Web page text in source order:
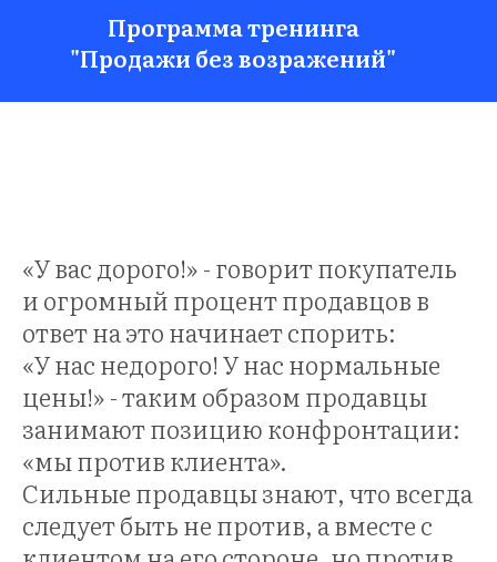
Программа тренинга
"Продажи без возражений"
«У вас дорого!» - говорит покупатель
и огромный процент продавцов в
ответ на это начинает спорить:
«У нас недорого! У нас нормальные
цены!» - таким образом продавцы
занимают позицию конфронтации:
«мы против клиента».
Сильные продавцы знают, что всегда
следует быть не против, а вместе с